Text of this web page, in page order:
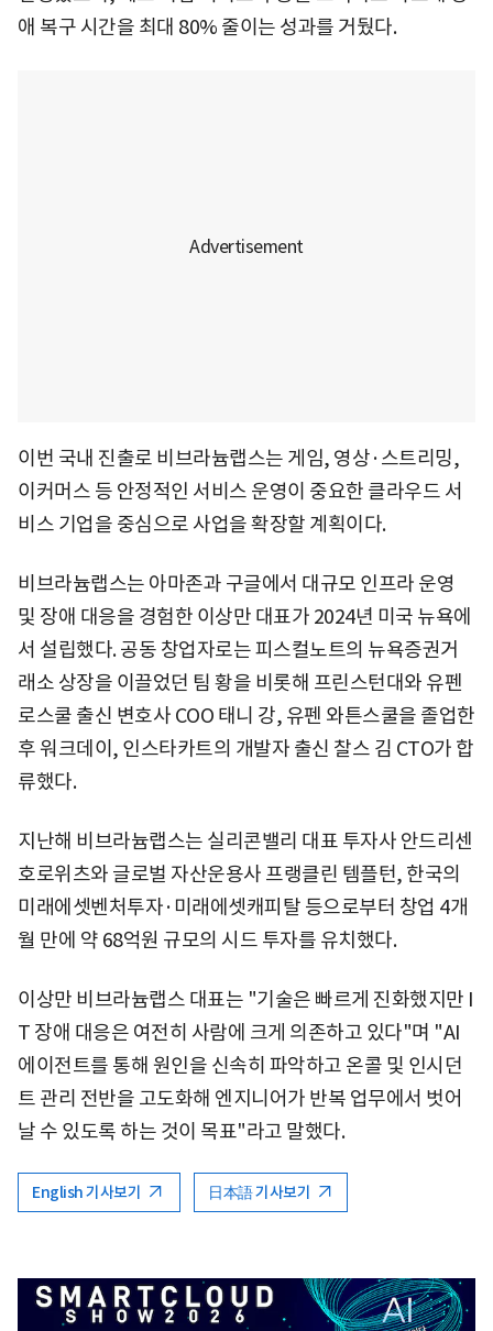
애 복구 시간을 최대 80% 줄이는 성과를 거뒀다.
이번 국내 진출로 비브라늄랩스는 게임, 영상·스트리밍,
이커머스 등 안정적인 서비스 운영이 중요한 클라우드 서
비스 기업을 중심으로 사업을 확장할 계획이다.
비브라늄랩스는 아마존과 구글에서 대규모 인프라 운영
및 장애 대응을 경험한 이상만 대표가 2024년 미국 뉴욕에
서 설립했다. 공동 창업자로는 피스컬노트의 뉴욕증권거
래소 상장을 이끌었던 팀 황을 비롯해 프린스턴대와 유펜
로스쿨 출신 변호사 COO 태니 강, 유펜 와튼스쿨을 졸업한
후 워크데이, 인스타카트의 개발자 출신 찰스 김 CTO가 합
류했다.
지난해 비브라늄랩스는 실리콘밸리 대표 투자사 안드리센
호로위츠와 글로벌 자산운용사 프랭클린 템플턴, 한국의
미래에셋벤처투자·미래에셋캐피탈 등으로부터 창업 4개
월 만에 약 68억원 규모의 시드 투자를 유치했다.
이상만 비브라늄랩스 대표는 "기술은 빠르게 진화했지만 I
T 장애 대응은 여전히 사람에 크게 의존하고 있다"며 "AI
에이전트를 통해 원인을 신속히 파악하고 온콜 및 인시던
트 관리 전반을 고도화해 엔지니어가 반복 업무에서 벗어
날 수 있도록 하는 것이 목표"라고 말했다.
English 기사보기 日本語 기사보기